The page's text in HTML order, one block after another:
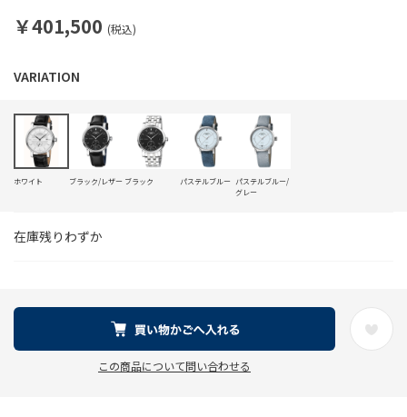
￥401,500 (税込)
在庫残りわずか
ホワイト ブラック/レザー ブラック パステルブルー パステルブルー/
グレー
この商品について問い合わせる